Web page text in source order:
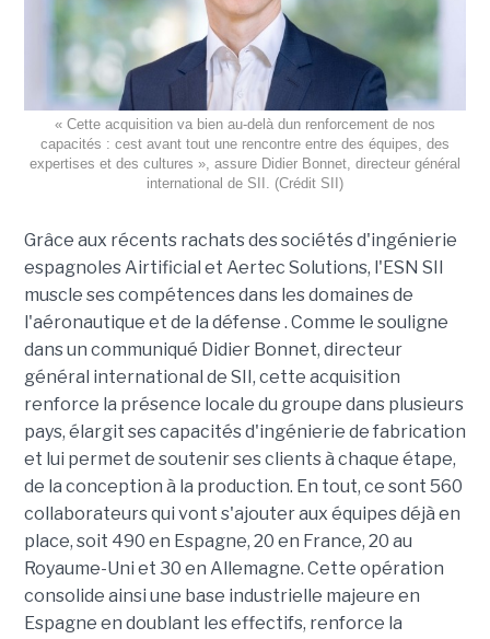
« Cette acquisition va bien au-delà dun renforcement de nos
capacités : cest avant tout une rencontre entre des équipes, des
expertises et des cultures », assure Didier Bonnet, directeur général
international de SII. (Crédit SII)
Grâce aux récents rachats des sociétés d'ingénierie
espagnoles Airtificial et Aertec Solutions, l'ESN SII
muscle ses compétences dans les domaines de
l'aéronautique et de la défense . Comme le souligne
dans un communiqué Didier Bonnet, directeur
général international de SII, cette acquisition
renforce la présence locale du groupe dans plusieurs
pays, élargit ses capacités d'ingénierie de fabrication
et lui permet de soutenir ses clients à chaque étape,
de la conception à la production. En tout, ce sont 560
collaborateurs qui vont s'ajouter aux équipes déjà en
place, soit 490 en Espagne, 20 en France, 20 au
Royaume-Uni et 30 en Allemagne. Cette opération
consolide ainsi une base industrielle majeure en
Espagne en doublant les effectifs, renforce la